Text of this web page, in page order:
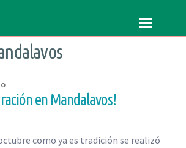
JARANA)
en Mandalavos!
como ya es tradición se realizó